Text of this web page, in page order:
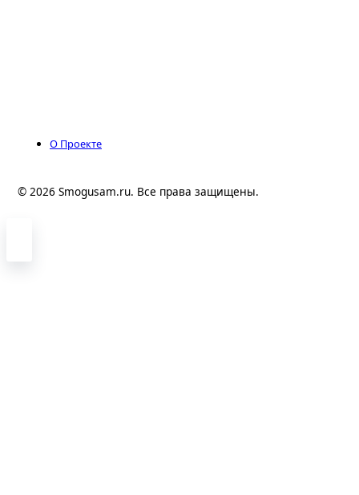
О Проекте
© 2026 Smogusam.ru. Все права защищены.